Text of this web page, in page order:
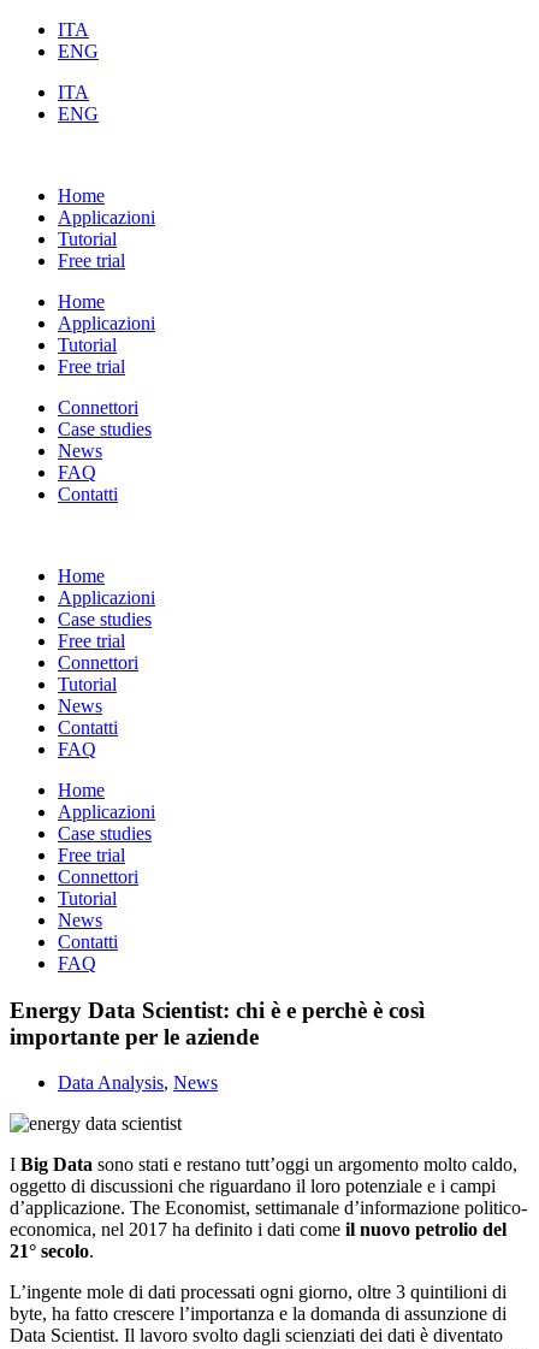
ITA
ENG
ITA
ENG
Home
Applicazioni
Tutorial
Free trial
Home
Applicazioni
Tutorial
Free trial
Connettori
Case studies
News
FAQ
Contatti
Home
Applicazioni
Case studies
Free trial
Connettori
Tutorial
News
Contatti
FAQ
Home
Applicazioni
Case studies
Free trial
Connettori
Tutorial
News
Contatti
FAQ
Energy Data Scientist: chi è e perchè è così
importante per le aziende
Data Analysis, News
I Big Data sono stati e restano tutt’oggi un argomento molto caldo,
oggetto di discussioni che riguardano il loro potenziale e i campi
d’applicazione. The Economist, settimanale d’informazione politico-
economica, nel 2017 ha definito i dati come il nuovo petrolio del
21° secolo.
L’ingente mole di dati processati ogni giorno, oltre 3 quintilioni di
byte, ha fatto crescere l’importanza e la domanda di assunzione di
Data Scientist. Il lavoro svolto dagli scienziati dei dati è diventato